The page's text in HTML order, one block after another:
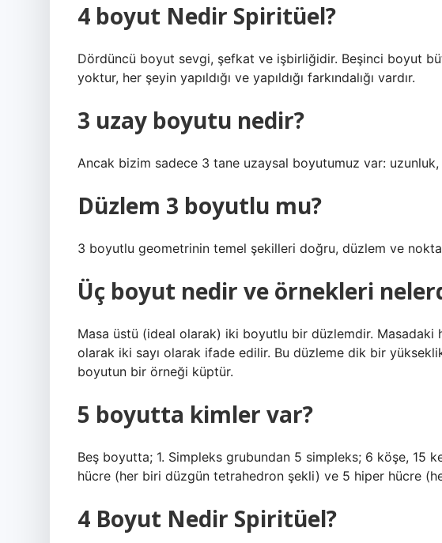
4 boyut Nedir Spiritüel?
Dördüncü boyut sevgi, şefkat ve işbirliğidir. Beşinci boyut
yoktur, her şeyin yapıldığı ve yapıldığı farkındalığı vardır.
3 uzay boyutu nedir?
Ancak bizim sadece 3 tane uzaysal boyutumuz var:
Düzlem 3 boyutlu mu?
3 boyutlu geometrinin temel şekilleri doğru, düzlem ve
Üç boyut nedir ve örnekleri
Masa üstü (ideal olarak) iki boyutlu bir düzlemdir. Masadaki
olarak iki sayı olarak ifade edilir. Bu düzleme dik bir
boyutun bir örneği küptür.
5 boyutta kimler var?
Beş boyutta; 1. Simpleks grubundan 5 simpleks; 6 köşe, 15
hücre (her biri düzgün tetrahedron şekli) ve 5 hiper hücre
4 Boyut Nedir Spiritüel?